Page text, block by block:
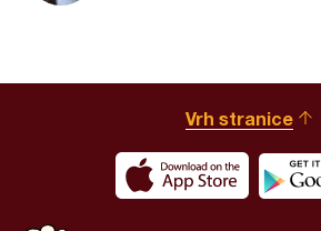
Vrh stranice